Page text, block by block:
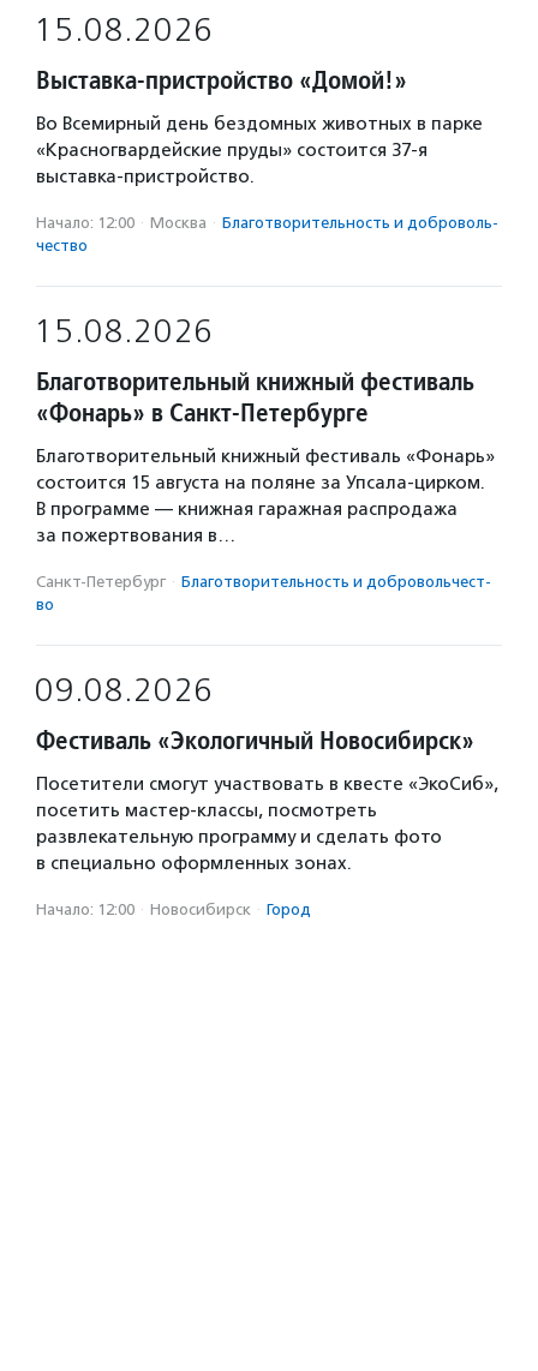
15.08.2026
Выставка-пристройство «Домой!»
Во Всемирный день бездомных животных в парке
«Красногвардейские пруды» состоится 37-я
выставка-пристройство.
Начало: 12:00 · Москва · Благотвори­тель­ность и доброволь­
чест­во
15.08.2026
Благотворительный книжный фестиваль
«Фонарь» в Санкт-Петербурге
Благотворительный книжный фестиваль «Фонарь»
состоится 15 августа на поляне за Упсала-цирком.
В программе — книжная гаражная распродажа
за пожертвования в…
Санкт-Петербург · Благотвори­тель­ность и доброволь­чест­
во
09.08.2026
Фестиваль «Экологичный Новосибирск»
Посетители смогут участвовать в квесте «ЭкоСиб»,
посетить мастер-классы, посмотреть
развлекательную программу и сделать фото
в специально оформленных зонах.
Начало: 12:00 · Новосибирск · Город